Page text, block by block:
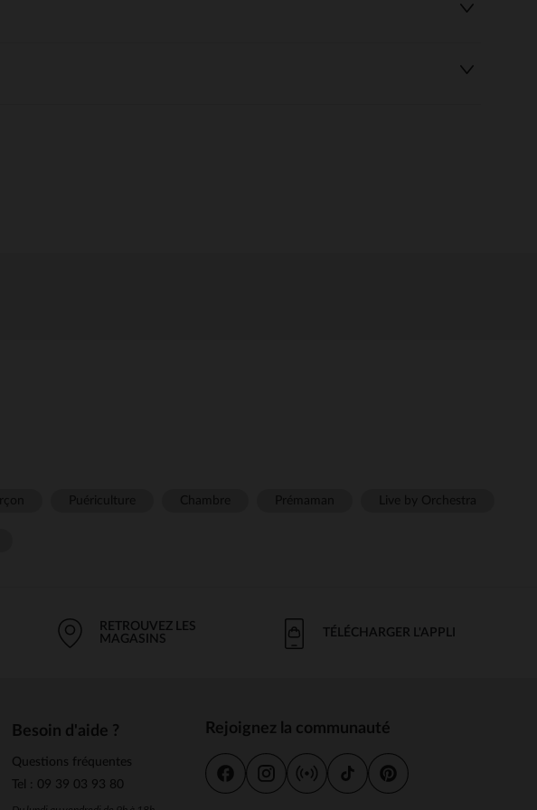
RETROUVEZ LES
MAGASINS
TÉLÉCHARGER L'APPLI
Besoin d'aide ?
Questions fréquentes
Tel : 09 39 03 93 80
Rejoignez la communauté